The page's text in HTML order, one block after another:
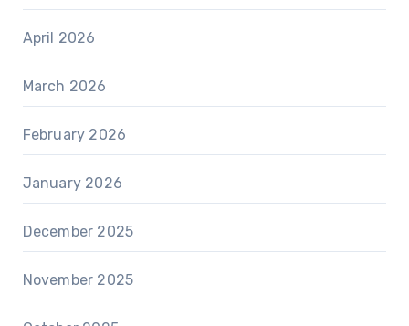
April 2026
March 2026
February 2026
January 2026
December 2025
November 2025